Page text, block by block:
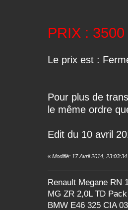
PRIX :
Le prix est :
Pour plus de
le même ordre
Edit du 10 avril
« Modifié: 17 Avril 2014,
Renault Megane RN
MG ZR 2,0L TD
BMW E46 325 CIA